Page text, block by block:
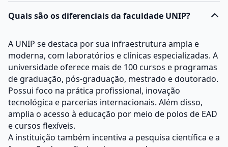
Quais são os diferenciais da faculdade UNIP?
A UNIP se destaca por sua infraestrutura ampla e
moderna, com laboratórios e clínicas especializadas. A
universidade oferece mais de 100 cursos e programas
de graduação, pós-graduação, mestrado e doutorado.
Possui foco na prática profissional, inovação
tecnológica e parcerias internacionais. Além disso,
amplia o acesso à educação por meio de polos de EAD
e cursos flexíveis.
A instituição também incentiva a pesquisa científica e a